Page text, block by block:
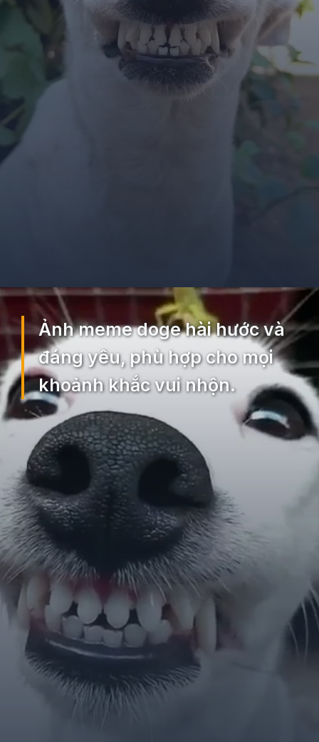
Đang mở https://ocopaz.vn/doge-meme-552
Ảnh meme doge hài hước và
đáng yêu, phù hợp cho mọi
khoảnh khắc vui nhộn.